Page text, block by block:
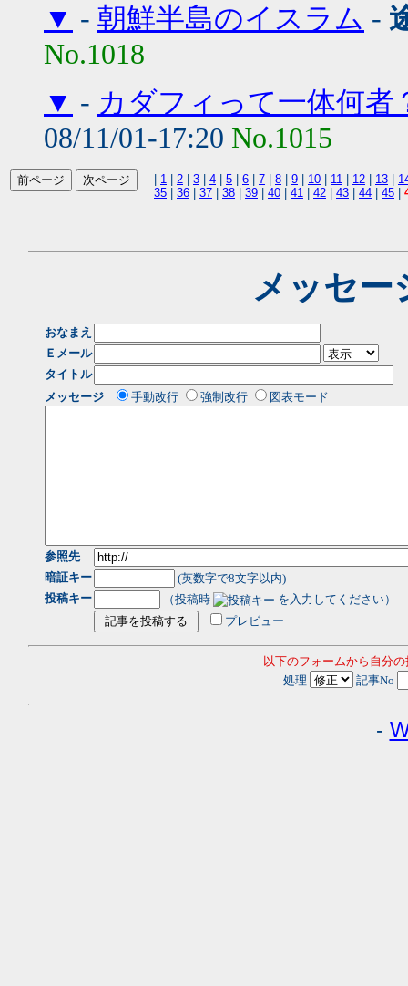
▼ - 朝鮮半島のイスラム -
No.1018
▼ - カダフィって一体何者
08/11/01-17:20 No.1015
1 2 3 4 5 6 7 8 9 10 11 12 13
35
36 37 38 39 40 41 42 43 44 45
メッセー
おなまえ
Ｅメール
タイトル
メッセージ
手動改行 強制改行 図表モード
参照先
暗証キー
(英数字で8文字以内)
投稿キー
（投稿時
を入力してください）
プレビュー
- 以下のフォームから自分
処理
記事No
-